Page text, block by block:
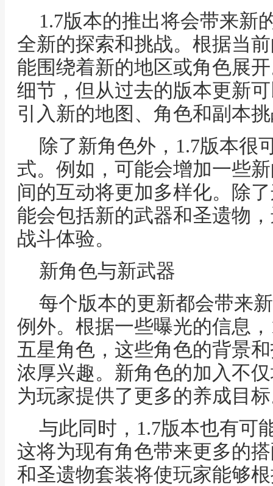
1.7版本的推出将会带来新
全新的探索和挑战。根据当
能围绕着新的地区或角色展
细节，但从过去的版本更新
引入新的地图、角色和副本
除了新角色外，1.7版本很
式。例如，可能会增加一些
间的互动将更加多样化。除
能会包括新的武器和圣遗物
战斗体验。
新角色与新武器
每个版本的更新都会带来
例外。根据一些曝光的信息
五星角色，这些角色的背景
浓厚兴趣。新角色的加入不
为玩家提供了更多的养成目
与此同时，1.7版本也有可
这将为现有角色带来更多的
和圣遗物套装将使玩家能够